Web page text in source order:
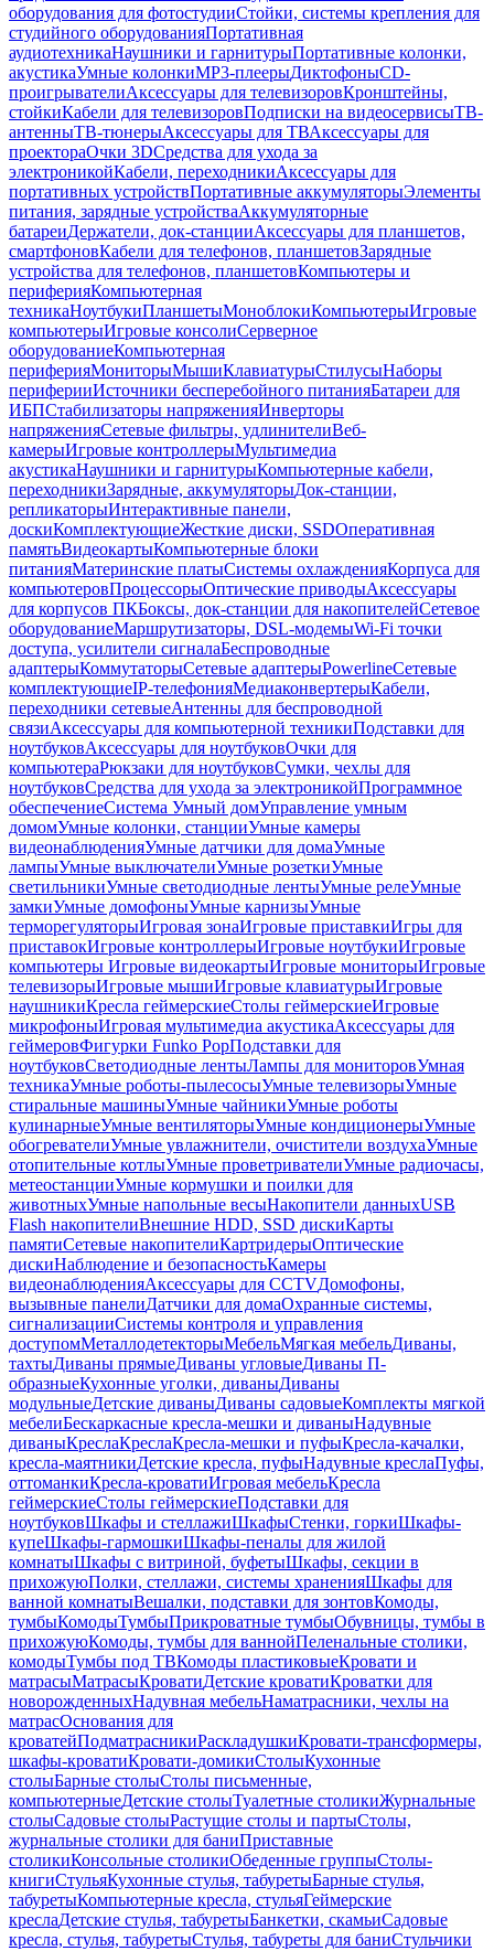
оборудования для фотостудииСтойки, системы крепления для
студийного оборудованияПортативная
аудиотехникаНаушники и гарнитурыПортативные колонки,
акустикаУмные колонкиMP3-плеерыДиктофоныCD-
проигрывателиАксессуары для телевизоровКронштейны,
стойкиКабели для телевизоровПодписки на видеосервисыТВ-
антенныТВ-тюнерыАксессуары для ТВАксессуары для
проектораОчки 3DСредства для ухода за
электроникойКабели, переходникиАксессуары для
портативных устройствПортативные аккумуляторыЭлементы
питания, зарядные устройстваАккумуляторные
батареиДержатели, док-станцииАксессуары для планшетов,
смартфоновКабели для телефонов, планшетовЗарядные
устройства для телефонов, планшетовКомпьютеры и
периферияКомпьютерная
техникаНоутбукиПланшетыМоноблокиКомпьютерыИгровые
компьютерыИгровые консолиСерверное
оборудованиеКомпьютерная
периферияМониторыМышиКлавиатурыСтилусыНаборы
периферииИсточники бесперебойного питанияБатареи для
ИБПСтабилизаторы напряженияИнверторы
напряженияСетевые фильтры, удлинителиВеб-
камерыИгровые контроллерыМультимедиа
акустикаНаушники и гарнитурыКомпьютерные кабели,
переходникиЗарядные, аккумуляторыДок-станции,
репликаторыИнтерактивные панели,
доскиКомплектующиеЖесткие диски, SSDОперативная
памятьВидеокартыКомпьютерные блоки
питанияМатеринские платыСистемы охлажденияКорпуса для
компьютеровПроцессорыОптические приводыАксессуары
для корпусов ПКБоксы, док-станции для накопителейСетевое
оборудованиеМаршрутизаторы, DSL-модемыWi-Fi точки
доступа, усилители сигналаБеспроводные
адаптерыКоммутаторыСетевые адаптерыPowerlineСетевые
комплектующиеIP-телефонияМедиаконвертерыКабели,
переходники сетевыеАнтенны для беспроводной
связиАксессуары для компьютерной техникиПодставки для
ноутбуковАксессуары для ноутбуковОчки для
компьютераРюкзаки для ноутбуковСумки, чехлы для
ноутбуковСредства для ухода за электроникойПрограммное
обеспечениеСистема Умный домУправление умным
домомУмные колонки, станцииУмные камеры
видеонаблюденияУмные датчики для домаУмные
лампыУмные выключателиУмные розеткиУмные
светильникиУмные светодиодные лентыУмные релеУмные
замкиУмные домофоныУмные карнизыУмные
терморегуляторыИгровая зонаИгровые приставкиИгры для
приставокИгровые контроллерыИгровые ноутбукиИгровые
компьютеры Игровые видеокартыИгровые мониторыИгровые
телевизорыИгровые мышиИгровые клавиатурыИгровые
наушникиКресла геймерскиеСтолы геймерскиеИгровые
микрофоныИгровая мультимедиа акустикаАксессуары для
геймеровФигурки Funko PopПодставки для
ноутбуковСветодиодные лентыЛампы для мониторовУмная
техникаУмные роботы-пылесосыУмные телевизорыУмные
стиральные машиныУмные чайникиУмные роботы
кулинарныеУмные вентиляторыУмные кондиционерыУмные
обогревателиУмные увлажнители, очистители воздухаУмные
отопительные котлыУмные проветривателиУмные радиочасы,
метеостанцииУмные кормушки и поилки для
животныхУмные напольные весыНакопители данныхUSB
Flash накопителиВнешние HDD, SSD дискиКарты
памятиСетевые накопителиКартридерыОптические
дискиНаблюдение и безопасностьКамеры
видеонаблюденияАксессуары для CCTVДомофоны,
вызывные панелиДатчики для домаОхранные системы,
сигнализацииСистемы контроля и управления
доступомМеталлодетекторыМебельМягкая мебельДиваны,
тахтыДиваны прямыеДиваны угловыеДиваны П-
образныеКухонные уголки, диваныДиваны
модульныеДетские диваныДиваны садовыеКомплекты мягкой
мебелиБескаркасные кресла-мешки и диваныНадувные
диваныКреслаКреслаКресла-мешки и пуфыКресла-качалки,
кресла-маятникиДетские кресла, пуфыНадувные креслаПуфы,
оттоманкиКресла-кроватиИгровая мебельКресла
геймерскиеСтолы геймерскиеПодставки для
ноутбуковШкафы и стеллажиШкафыСтенки, горкиШкафы-
купеШкафы-гармошкиШкафы-пеналы для жилой
комнатыШкафы с витриной, буфетыШкафы, секции в
прихожуюПолки, стеллажи, системы храненияШкафы для
ванной комнатыВешалки, подставки для зонтовКомоды,
тумбыКомодыТумбыПрикроватные тумбыОбувницы, тумбы в
прихожуюКомоды, тумбы для ваннойПеленальные столики,
комодыТумбы под ТВКомоды пластиковыеКровати и
матрасыМатрасыКроватиДетские кроватиКроватки для
новорожденныхНадувная мебельНаматрасники, чехлы на
матрасОснования для
кроватейПодматрасникиРаскладушкиКровати-трансформеры,
шкафы-кроватиКровати-домикиСтолыКухонные
столыБарные столыСтолы письменные,
компьютерныеДетские столыТуалетные столикиЖурнальные
столыСадовые столыРастущие столы и партыСтолы,
журнальные столики для баниПриставные
столикиКонсольные столикиОбеденные группыСтолы-
книгиСтульяКухонные стулья, табуретыБарные стулья,
табуретыКомпьютерные кресла, стульяГеймерские
креслаДетские стулья, табуретыБанкетки, скамьиСадовые
кресла, стулья, табуретыСтулья, табуреты для баниСтульчики